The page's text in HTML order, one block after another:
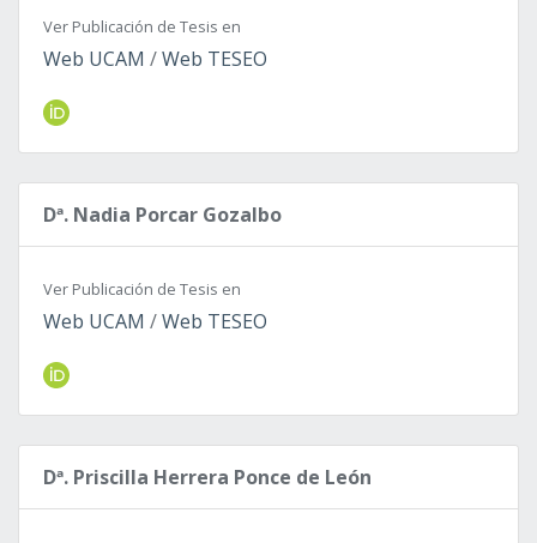
Ver Publicación de Tesis en
Web UCAM /Web TESEO
Dª. Nadia Porcar Gozalbo
Ver Publicación de Tesis en
Web UCAM /Web TESEO
Dª. Priscilla Herrera Ponce de León